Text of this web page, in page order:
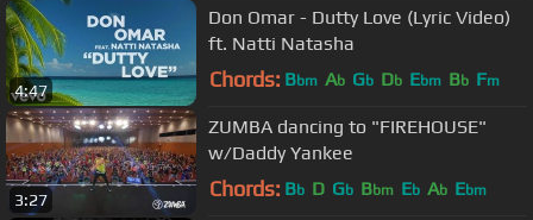
4:47
Don Omar - Dutty Love (Lyric Video)
ft. Natti Natasha
Chords: Bbm Ab Gb Db Ebm Bb Fm
3:27
ZUMBA dancing to "FIREHOUSE"
w/Daddy Yankee
Chords: Bb D Gb Bbm Eb Ab Ebm